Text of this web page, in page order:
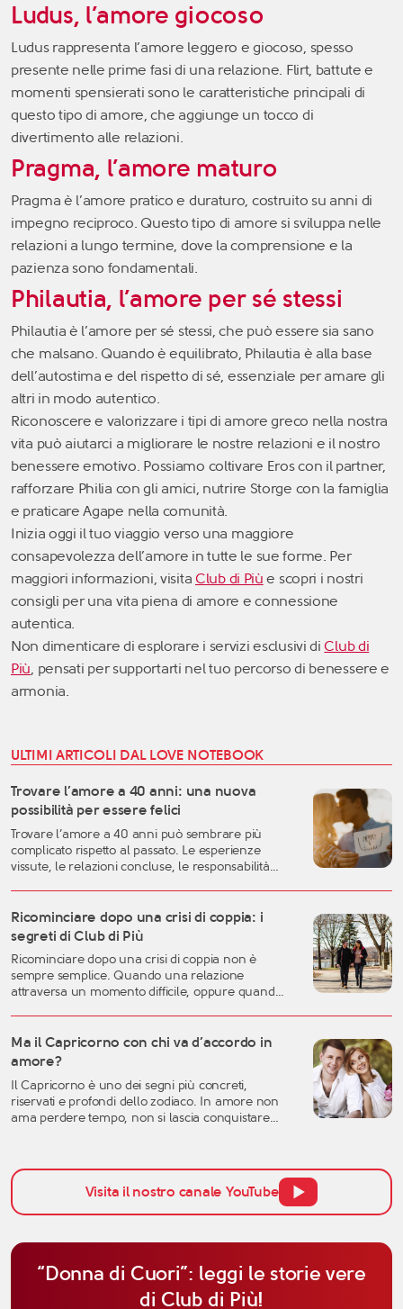
Ludus, l’amore giocoso
Ludus rappresenta l’amore leggero e giocoso, spesso
presente nelle prime fasi di una relazione. Flirt, battute e
momenti spensierati sono le caratteristiche principali di
questo tipo di amore, che aggiunge un tocco di
divertimento alle relazioni.
Pragma, l’amore maturo
Pragma è l’amore pratico e duraturo, costruito su anni di
impegno reciproco. Questo tipo di amore si sviluppa nelle
relazioni a lungo termine, dove la comprensione e la
pazienza sono fondamentali.
Philautia, l’amore per sé stessi
Philautia è l’amore per sé stessi, che può essere sia sano
che malsano. Quando è equilibrato, Philautia è alla base
dell’autostima e del rispetto di sé, essenziale per amare gli
altri in modo autentico.
Riconoscere e valorizzare i tipi di amore greco nella nostra
vita può aiutarci a migliorare le nostre relazioni e il nostro
benessere emotivo. Possiamo coltivare Eros con il partner,
rafforzare Philia con gli amici, nutrire Storge con la famiglia
e praticare Agape nella comunità.
Inizia oggi il tuo viaggio verso una maggiore
consapevolezza dell’amore in tutte le sue forme. Per
maggiori informazioni, visita Club di Più e scopri i nostri
consigli per una vita piena di amore e connessione
autentica.
Non dimenticare di esplorare i servizi esclusivi diClub di
Più, pensati per supportarti nel tuo percorso di benessere e
armonia.
ULTIMI ARTICOLI DAL LOVE NOTEBOOK
Trovare l’amore a 40 anni: una nuova
possibilità per essere felici
Trovare l’amore a 40 anni può sembrare più
complicato rispetto al passato. Le esperienze
vissute, le relazioni concluse, le responsabilità
fase della vita può rappresentare uno dei
momenti migliori per costruire una relazione
autentica, consapevole e duratura. A
quarant’anni si possiedono generalmente una
[…]
Ricominciare dopo una crisi di coppia: i
segreti di Club di Più
Ricominciare dopo una crisi di coppia non è
sempre semplice. Quando una relazione
attraversa un momento difficile, oppure quando
crisi sentimentale può mettere in discussione
molte certezze: l’idea che avevamo dell’amore, la
percezione […]
Ma il Capricorno con chi va d’accordo in
amore?
Il Capricorno è uno dei segni più concreti,
riservati e profondi dello zodiaco. In amore non
ama perdere tempo, non si lascia conquistare
quando si parla di affinità del Capricorno in
amore, non bisogna pensare solo all’attrazione
iniziale, ma anche alla […]Visita il nostro canale YouTube
“Donna di Cuori”: leggi le storie vere
di Club di Più!